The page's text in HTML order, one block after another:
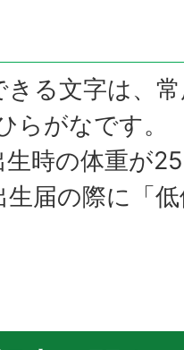
る文字は、
らがなです。
生時の体重が
生届の際に「